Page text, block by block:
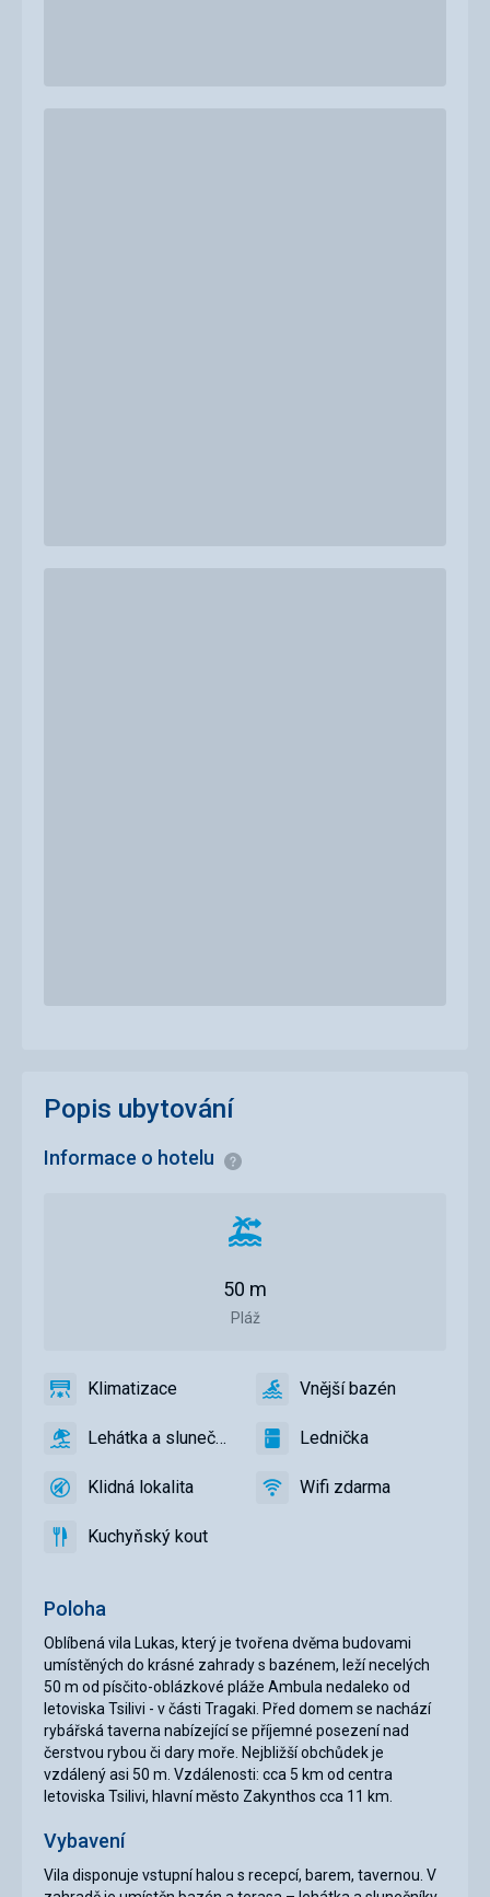
Poloha
Oblíbená vila Lukas, který je tvořena dvěma budovami
umístěných do krásné zahrady s bazénem, leží necelých
50 m od písčito-oblázkové pláže Ambula nedaleko od
letoviska Tsilivi - v části Tragaki. Před domem se nachází
rybářská taverna nabízející se příjemné posezení nad
čerstvou rybou či dary moře. Nejbližší obchůdek je
vzdálený asi 50 m. Vzdálenosti: cca 5 km od centra
letoviska Tsilivi, hlavní město Zakynthos cca 11 km.
Vybavení
Vila disponuje vstupní halou s recepcí, barem, tavernou. V
Popis ubytování
Informace o hotelu Informace
Vzdálenost
pláže
Pláž
50 m
Klimatizace
Klimatizace
ano
VnějšíVnější bazén
ano
Lehátka
slunečníky
bazénu
Lehátka a slunečníky u bazénu zdarma
ano LedničkaLednička
ano
KlidnáKlidná lokalita
ano
Wifi
Wifi zdarma
ano
Kuchyňský
Kuchyňský kout
ano